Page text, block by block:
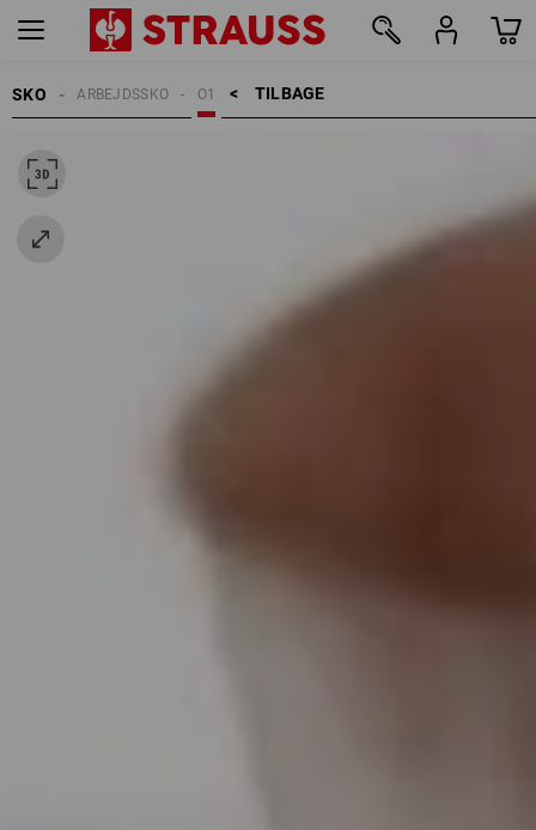
SKO TILBAGE    >
O1
ARBEJDSSKO